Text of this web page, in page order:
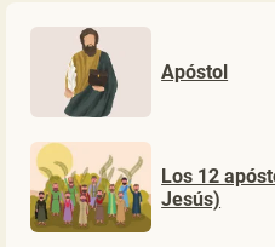
Apóstol
Los 12
Jesús)